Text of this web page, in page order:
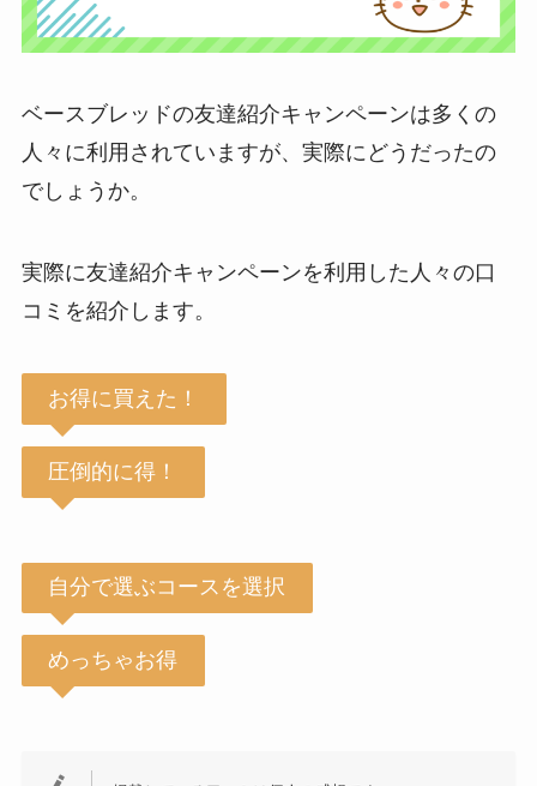
ベースブレッドの友達紹介キャンペーンは多くの
人々に利用されていますが、実際にどうだったの
でしょうか。
実際に友達紹介キャンペーンを利用した人々の口
コミを紹介します。
お得に買えた！
圧倒的に得！
自分で選ぶコースを選択
めっちゃお得